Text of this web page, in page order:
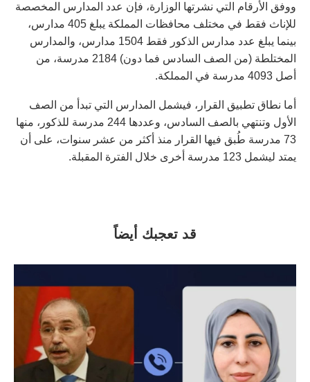
ووفق الأرقام التي نشرتها الوزارة، فإن عدد المدارس المخصصة
للإناث فقط في مختلف محافظات المملكة يبلغ 405 مدارس،
بينما يبلغ عدد مدارس الذكور فقط 1504 مدارس، والمدارس
المختلطة (من الصف السادس فما دون) 2184 مدرسة، من
أصل 4093 مدرسة في المملكة.
أما نطاق تطبيق القرار، فيشمل المدارس التي تبدأ من الصف
الأول وتنتهي بالصف السادس، وعددها 244 مدرسة للذكور، منها
73 مدرسة طُبق فيها القرار منذ أكثر من عشر سنوات، على أن
يمتد ليشمل 123 مدرسة أخرى خلال الفترة المقبلة.
قد تعجبك أيضاً